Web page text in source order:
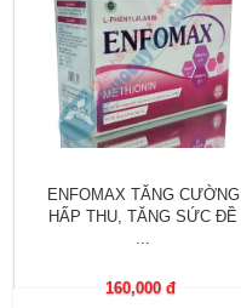
nam
Hỗ
trợ
sinh
sản
Làm
Oxy
ENFOMAX TĂNG CƯỜNG
HẤP THU, TĂNG SỨC ĐỀ
160,000 đ